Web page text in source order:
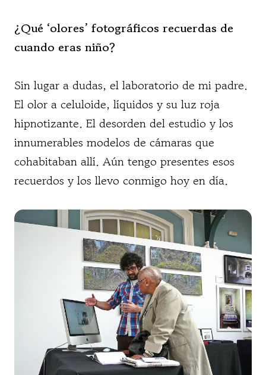
¿Qué ‘olores’ fotográficos recuerdas de
cuando eras niño?
Sin lugar a dudas, el laboratorio de mi padre.
El olor a celuloide, líquidos y su luz roja
hipnotizante. El desorden del estudio y los
innumerables modelos de cámaras que
cohabitaban allí. Aún tengo presentes esos
recuerdos y los llevo conmigo hoy en día.